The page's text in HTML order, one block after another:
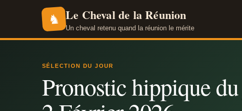
♞ Le Cheval de la Réunion
Un cheval retenu quand la réunion le mérite
SÉLECTION DU JOUR
Pronostic hippique